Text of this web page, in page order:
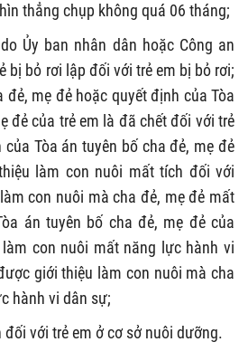
thẳng chụp không quá 06 tháng;
Ủy ban nhân dân hoặc Công an
bị bỏ rơi lập đối với trẻ em bị bỏ rơi;
mẹ đẻ hoặc quyết định của Tòa
đẻ của trẻ em là đã chết đối với trẻ
Tòa án tuyên bố cha đẻ, mẹ đẻ
làm con nuôi mất tích đối với
con nuôi mà cha đẻ, mẹ đẻ mất
án tuyên bố cha đẻ, mẹ đẻ của
con nuôi mất năng lực hành vi
giới thiệu làm con nuôi mà cha
hành vi dân sự;
với trẻ em ở cơ sở nuôi dưỡng.